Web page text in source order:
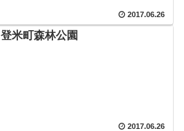
2017.06.26
登米町森林公園
2017.06.26